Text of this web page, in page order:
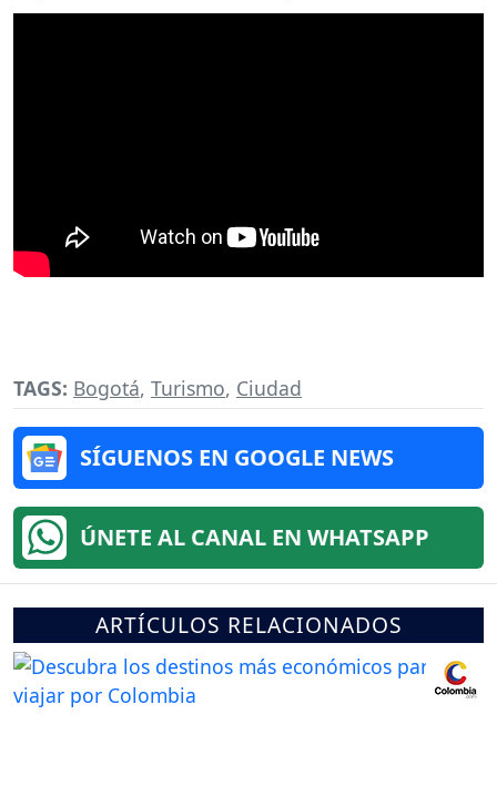
TAGS: Bogotá, Turismo, Ciudad
SÍGUENOS EN GOOGLE NEWS
ÚNETE AL CANAL EN WHATSAPP
ARTÍCULOS RELACIONADOS